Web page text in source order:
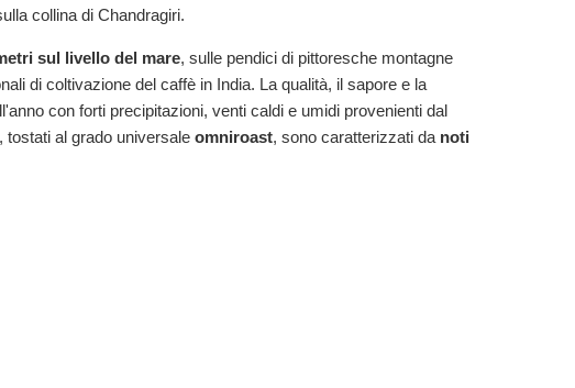
collina di Chandragiri.
sul livello del mare, sulle pendici di pittoresche montagne
di coltivazione del caffè in India. La qualità, il sapore e la
con forti precipitazioni, venti caldi e umidi provenienti dal
tostati al grado universale omniroast, sono caratterizzati da noti